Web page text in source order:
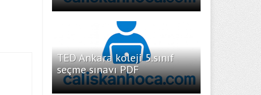
TED Ankara koleji 5.sınıf
seçme sınavı PDF